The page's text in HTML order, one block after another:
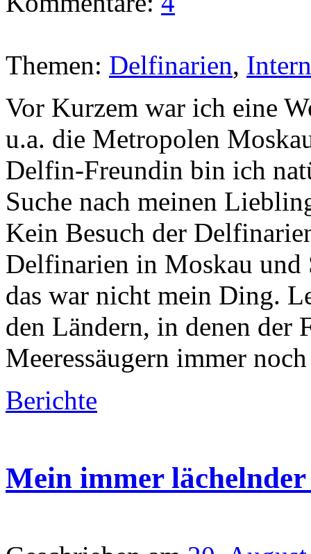
Themen: Delfinarien,
Vor Kurzem war ich eine
u.a. die Metropolen
Delfin-Freundin bin ich
Suche nach meinen
Kein Besuch der
Delfinarien in Moskau und
das war nicht mein Ding.
den Ländern, in denen der
Meeressäugern immer
Berichte
Mein immer